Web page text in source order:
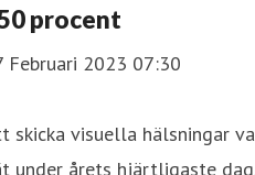
procent
Februari 2023 07:30
skicka visuella hälsningar
under årets hjärtligaste